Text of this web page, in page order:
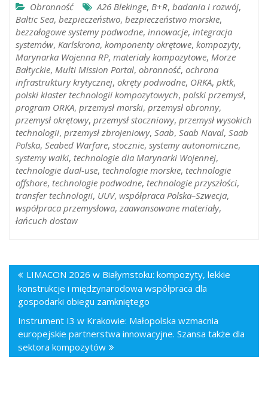
Obronność A26 Blekinge, B+R, badania i rozwój,
Baltic Sea, bezpieczeństwo, bezpieczeństwo morskie,
bezzałogowe systemy podwodne, innowacje, integracja
systemów, Karlskrona, komponenty okrętowe, kompozyty,
Marynarka Wojenna RP, materiały kompozytowe, Morze
Bałtyckie, Multi Mission Portal, obronność, ochrona
infrastruktury krytycznej, okręty podwodne, ORKA, pktk,
polski klaster technologii kompozytowych, polski przemysł,
program ORKA, przemysł morski, przemysł obronny,
przemysł okrętowy, przemysł stoczniowy, przemysł wysokich
technologii, przemysł zbrojeniowy, Saab, Saab Naval, Saab
Polska, Seabed Warfare, stocznie, systemy autonomiczne,
systemy walki, technologie dla Marynarki Wojennej,
technologie dual-use, technologie morskie, technologie
offshore, technologie podwodne, technologie przyszłości,
transfer technologii, UUV, współpraca Polska–Szwecja,
współpraca przemysłowa, zaawansowane materiały,
łańcuch dostaw
LIMACON 2026 w Białymstoku: kompozyty, lekkie
konstrukcje i międzynarodowa współpraca dla
gospodarki obiegu zamkniętego
Instrument I3 w Krakowie: Małopolska wzmacnia
europejskie partnerstwa innowacyjne. Szansa także dla
sektora kompozytów